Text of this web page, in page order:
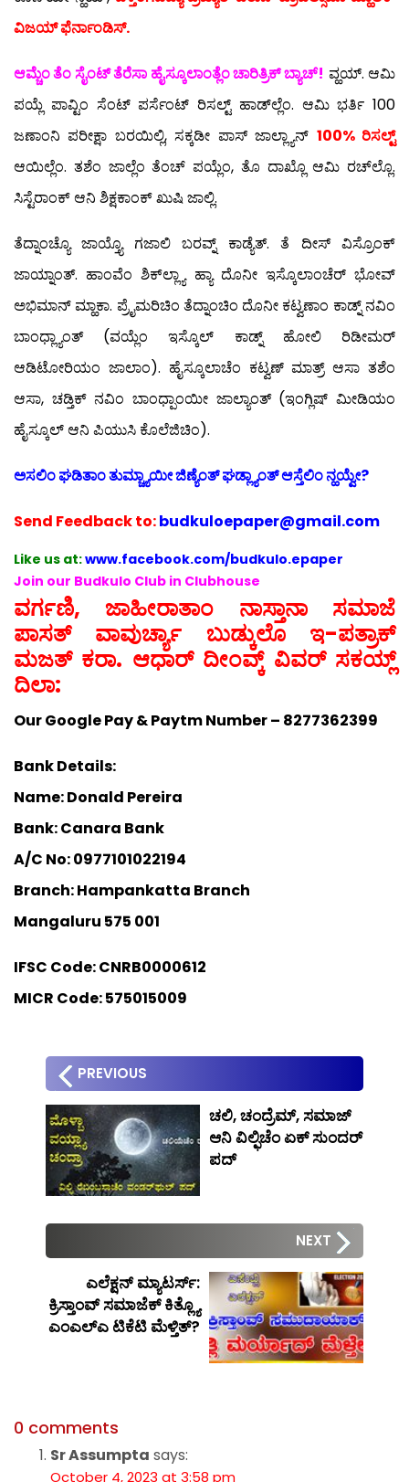
ವಿಜಯ್ ಫೆರ್ನಾಂಡಿಸ್.
ಆಮ್ಚೆಂ ತೆಂ ಸೈಂಟ್ ತೆರೆಸಾ ಹೈಸ್ಕೂಲಾಂತ್ಲೆಂ ಚಾರಿತ್ರಿಕ್ ಬ್ಯಾಚ್! ವ್ಹಯ್. ಆಮಿ
ಪಯ್ಲೆ ಪಾವ್ಟಿಂ ಸೆಂಟ್ ಪರ್ಸೆಂಟ್ ರಿಸಲ್ಟ್ ಹಾಡ್‍ಲ್ಲೆಂ. ಆಮಿ ಭರ್ತಿ 100
ಜಣಾಂನಿ ಪರೀಕ್ಷಾ ಬರಯಿಲ್ಲಿ, ಸಕ್ಕಡೀ ಪಾಸ್ ಜಾಲ್ಲ್ಯಾನ್ 100% ರಿಸಲ್ಟ್
ಆಯಿಲ್ಲೆಂ. ತಶೆಂ ಜಾಲ್ಲೆಂ ತೆಂಚ್ ಪಯ್ಲೆಂ, ತೊ ದಾಖ್ಲೊ ಆಮಿ ರಚ್‍ಲ್ಲೊ.
ಸಿಸ್ಟೆರಾಂಕ್ ಆನಿ ಶಿಕ್ಷಕಾಂಕ್ ಖುಷಿ ಜಾಲ್ಲಿ.
ತೆದ್ನಾಂಚ್ಯೊ ಜಾಯ್ತ್ಯೊ ಗಜಾಲಿ ಬರವ್ನ್ ಕಾಡ್ಯೆತ್. ತೆ ದೀಸ್ ವಿಸ್ರೊಂಕ್
ಜಾಯ್ನಾಂತ್. ಹಾಂವೆಂ ಶಿಕ್‍ಲ್ಲ್ಯಾ ಹ್ಯಾ ದೊನೀ ಇಸ್ಕೊಲಾಂಚೆರ್ ಭೋವ್
ಅಭಿಮಾನ್ ಮ್ಹಾಕಾ. ಪ್ರೈಮರಿಚಿಂ ತೆದ್ನಾಂಚಿಂ ದೊನೀ ಕಟ್ವಣಾಂ ಕಾಡ್ನ್ ನವಿಂ
ಬಾಂಧ್ಲ್ಯಾಂತ್ (ವಯ್ಲೆಂ ಇಸ್ಕೊಲ್ ಕಾಡ್ನ್ ಹೋಲಿ ರಿಡೀಮರ್
ಆಡಿಟೋರಿಯಂ ಜಾಲಾಂ). ಹೈಸ್ಕೂಲಾಚೆಂ ಕಟ್ವಣ್ ಮಾತ್ರ್ ಆಸಾ ತಶೆಂ
ಆಸಾ, ಚಡ್ತಿಕ್ ನವಿಂ ಬಾಂಧ್ಪಾಂಯೀ ಜಾಲ್ಯಾಂತ್ (ಇಂಗ್ಲಿಷ್ ಮೀಡಿಯಂ
ಹೈಸ್ಕೂಲ್ ಆನಿ ಪಿಯುಸಿ ಕೊಲೆಜಿಚಿಂ).
ಅಸಲಿಂ ಘಡಿತಾಂ ತುಮ್ಚ್ಯಾಯೀ ಜಿಣ್ಯೆಂತ್ ಘಡ್ಲ್ಯಾಂತ್ ಆಸ್ತೆಲಿಂ ನ್ಹಯ್ವೇ?
Send Feedback to:budkuloepaper@gmail.com
Like us at:www.facebook.com/budkulo.epaper
Join our Budkulo Club in Clubhouse
ವರ್ಗಣಿ, ಜಾಹೀರಾತಾಂ ನಾಸ್ತಾನಾ ಸಮಾಜೆ
ಪಾಸತ್ ವಾವುರ್ಚ್ಯಾ ಬುಡ್ಕುಲೊ ಇ-ಪತ್ರಾಕ್
ಮಜತ್ ಕರಾ. ಆಧಾರ್ ದೀಂವ್ಕ್ ವಿವರ್ ಸಕಯ್ಲ್
ದಿಲಾ:
Our Google Pay & Paytm Number – 8277362399
Bank Details:
Name: Donald Pereira
Bank: Canara Bank
A/C No: 0977101022194
Branch: Hampankatta Branch
Mangaluru 575 001
IFSC Code: CNRB0000612
MICR Code: 575015009
PREVIOUS
ಚಲಿ, ಚಂದ್ರೆಮ್, ಸಮಾಜ್
ಆನಿ ವಿಲ್ಫಿಚೆಂ ಏಕ್ ಸುಂದರ್
ಪದ್
NEXT
ಎಲೆಕ್ಷನ್ ಮ್ಯಾಟರ್ಸ್:
ಕ್ರಿಸ್ತಾಂವ್ ಸಮಾಜೆಕ್ ಕಿತ್ಲ್ಯೊ
ಎಂಎಲ್‍ಎ ಟಿಕೆಟಿ ಮೆಳ್ತಿತ್?
0 comments
Sr Assumpta says:
October 4, 2023 at 3:58 pm